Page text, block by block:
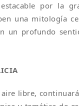
por la
una mitología
un profundo
libre,